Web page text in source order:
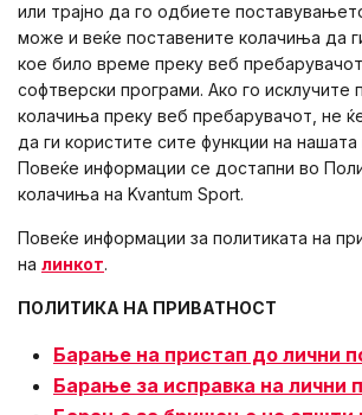
или трајно да го одбиете
може и веќе поставените колачиња да
кое било време преку веб
софтверски програми. Ако го исклучите
колачиња преку веб пребарувачот, не
да ги користите сите функции на
Повеќе информации се достапни во
колачиња на Kvantum Sport.
Повеќе информации за политиката на
на линкот.
ПОЛИТИКА НА ПРИВАТНОСТ
Барање на пристап до лични
Барање за исправка на лични